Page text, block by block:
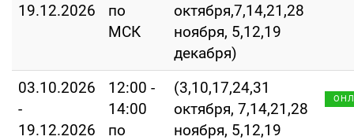
19.12.2026
по
МСК
октября,7,14,21,28
ноября, 5,12,19
декабря)
03.10.2026
-
19.12.2026
12:00 -
14:00
по
(3,10,17,24,31
октября, 7,14,21,28
ноября, 5,12,19